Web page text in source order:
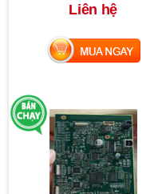
Liên hệ
MUA NGAY